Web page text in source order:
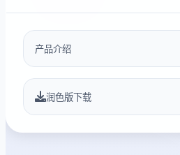
产品介绍
润色版下载